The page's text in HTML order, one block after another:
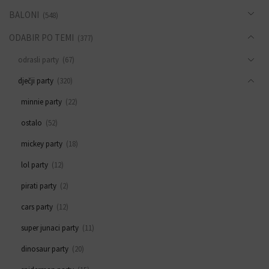
BALONI (548)
ODABIR PO TEMI (377)
odrasli party (67)
dječji party (320)
minnie party (22)
ostalo (52)
mickey party (18)
lol party (12)
pirati party (2)
cars party (12)
super junaci party (11)
dinosaur party (20)